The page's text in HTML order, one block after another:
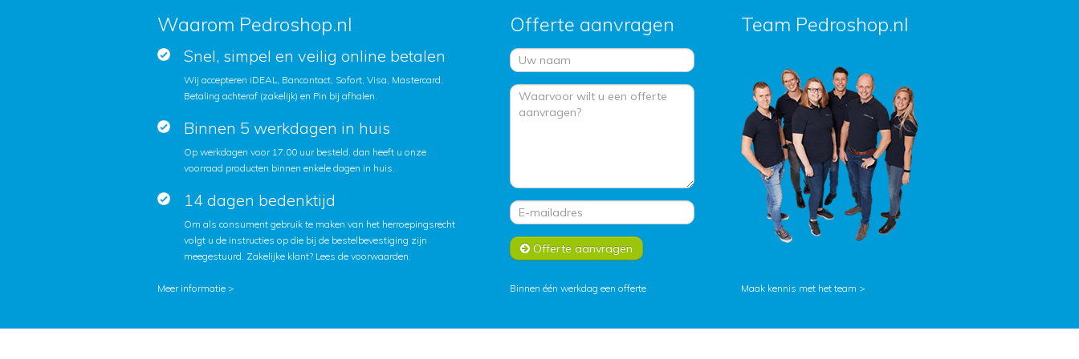
Waarom Pedroshop.nl
Snel, simpel en veilig online betalen
Wij accepteren iDEAL, Bancontact, Sofort, Visa, Mastercard,
Betaling achteraf (zakelijk) en Pin bij afhalen.
Binnen 5 werkdagen in huis
Op werkdagen voor 17.00 uur besteld, dan heeft u onze
voorraad producten binnen enkele dagen in huis.
14 dagen bedenktijd
Om als consument gebruik te maken van het herroepingsrecht
volgt u de instructies op die bij de bestelbevestiging zijn
meegestuurd. Zakelijke klant? Lees de voorwaarden.
Offerte aanvragen
Offerte aanvragen
Team Pedroshop.nl
Meer informatie > Binnen één werkdag een offerte Maak kennis met het team >